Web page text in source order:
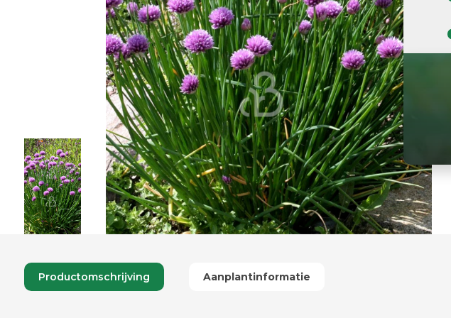
Productomschrijving Aanplantinformatie